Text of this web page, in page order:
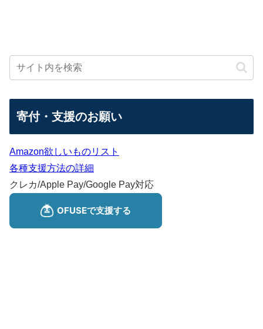
寄付・支援のお願い
Amazon欲しいものリスト
各種支援方法の詳細
クレカ/Apple Pay/Google Pay対応